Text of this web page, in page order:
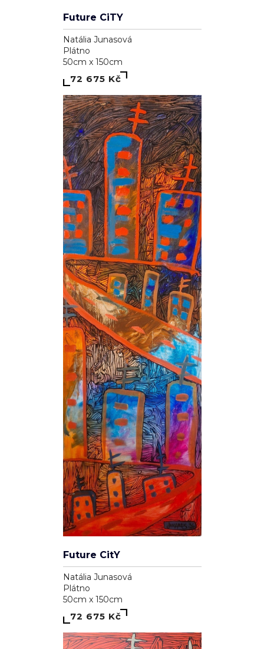
Future CiTY
Natália Junasová
Plátno
50cm x 150cm
72 675 Kč
Future CitY
Natália Junasová
Plátno
50cm x 150cm
72 675 Kč